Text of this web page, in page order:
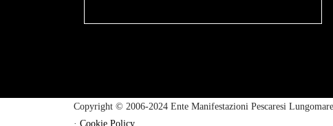
Copyright © 2006-2024 Ente Manifestazioni Pescaresi
· Cookie Policy